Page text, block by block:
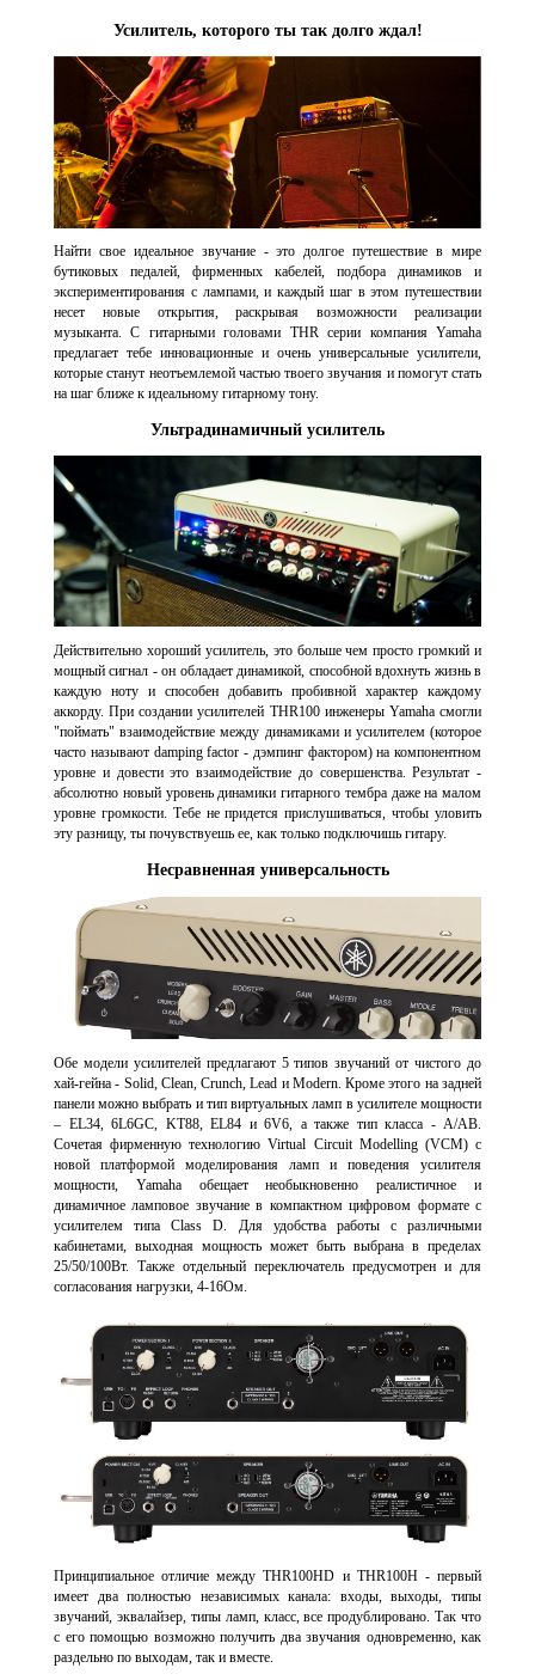
Усилитель, которого ты так долго ждал!
Найти свое идеальное звучание - это долгое путешествие в мире
бутиковых педалей, фирменных кабелей, подбора динамиков и
экспериментирования с лампами, и каждый шаг в этом путешествии
несет новые открытия, раскрывая возможности реализации
музыканта. С гитарными головами THR серии компания Yamaha
предлагает тебе инновационные и очень универсальные усилители,
которые станут неотъемлемой частью твоего звучания и помогут стать
на шаг ближе к идеальному гитарному тону.
Ультрадинамичный усилитель
Действительно хороший усилитель, это больше чем просто громкий и
мощный сигнал - он обладает динамикой, способной вдохнуть жизнь в
каждую ноту и способен добавить пробивной характер каждому
аккорду. При создании усилителей THR100 инженеры Yamaha смогли
"поймать" взаимодействие между динамиками и усилителем (которое
часто называют damping factor - дэмпинг фактором) на компонентном
уровне и довести это взаимодействие до совершенства. Результат -
абсолютно новый уровень динамики гитарного тембра даже на малом
уровне громкости. Тебе не придется прислушиваться, чтобы уловить
эту разницу, ты почувствуешь ее, как только подключишь гитару.
Несравненная универсальность
Обе модели усилителей предлагают 5 типов звучаний от чистого до
хай-гейна - Solid, Clean, Crunch, Lead и Modern. Кроме этого на задней
панели можно выбрать и тип виртуальных ламп в усилителе мощности
– EL34, 6L6GC, KT88, EL84 и 6V6, а также тип класса - A/AB.
Сочетая фирменную технологию Virtual Circuit Modelling (VCM) с
новой платформой моделирования ламп и поведения усилителя
мощности, Yamaha обещает необыкновенно реалистичное и
динамичное ламповое звучание в компактном цифровом формате с
усилителем типа Class D. Для удобства работы с различными
кабинетами, выходная мощность может быть выбрана в пределах
25/50/100Вт. Также отдельный переключатель предусмотрен и для
согласования нагрузки, 4-16Ом.
Принципиальное отличие между THR100HD и THR100H - первый
имеет два полностью независимых канала: входы, выходы, типы
звучаний, эквалайзер, типы ламп, класс, все продублировано. Так что
с его помощью возможно получить два звучания одновременно, как
раздельно по выходам, так и вместе.